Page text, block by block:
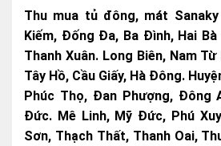
Thu mua tủ đông, mát
Kiếm, Đống Đa, Ba Đình, Hai
Thanh Xuân. Long Biên, Nam
Tây Hồ, Cầu Giấy, Hà Đông.
Phúc Thọ, Đan Phượng, Đông
Đức. Mê Linh, Mỹ Đức, Phú
Sơn, Thạch Thất, Thanh Oai,